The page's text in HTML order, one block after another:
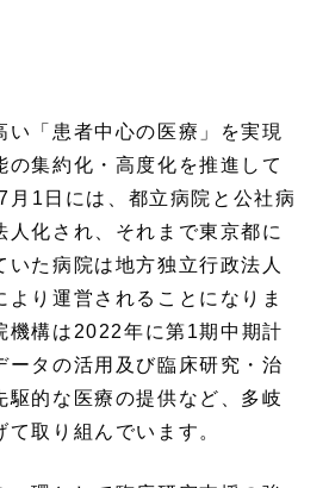
「患者中心の医療」を実現
の集約化・高度化を推進して
月1日には、都立病院と公社病
人化され、それまで東京都に
いた病院は地方独立行政法人
より運営されることになりま
機構は2022年に第1期中期計
ータの活用及び臨床研究・治
駆的な医療の提供など、多岐
取り組んでいます。